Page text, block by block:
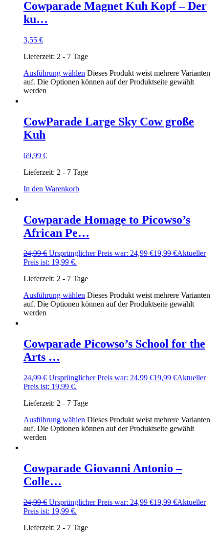
Cowparade Magnet Kuh Kopf – Der
ku…
3,55 €
Lieferzeit: 2 - 7 Tage
Ausführung wählen Dieses Produkt weist mehrere Varianten
auf. Die Optionen können auf der Produktseite gewählt
werden
CowParade Large Sky Cow große
Kuh
69,99 €
Lieferzeit: 2 - 7 Tage
In den Warenkorb
Cowparade Homage to Picowso’s
African Pe…
24,99€ Ursprünglicher Preis war: 24,99 €19,99 €Aktueller
Preis ist: 19,99 €.
Lieferzeit: 2 - 7 Tage
Ausführung wählen Dieses Produkt weist mehrere Varianten
auf. Die Optionen können auf der Produktseite gewählt
werden
Cowparade Picowso’s School for the
Arts …
24,99€ Ursprünglicher Preis war: 24,99 €19,99 €Aktueller
Preis ist: 19,99 €.
Lieferzeit: 2 - 7 Tage
Ausführung wählen Dieses Produkt weist mehrere Varianten
auf. Die Optionen können auf der Produktseite gewählt
werden
Cowparade Giovanni Antonio –
Colle…
24,99€ Ursprünglicher Preis war: 24,99 €19,99 €Aktueller
Preis ist: 19,99 €.
Lieferzeit: 2 - 7 Tage